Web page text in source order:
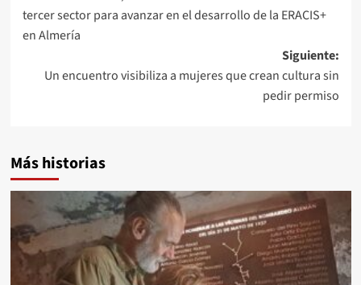
entradas
tercer sector para avanzar en el desarrollo de la ERACIS+
en Almería
Siguiente:
Un encuentro visibiliza a mujeres que crean cultura sin
pedir permiso
Más historias